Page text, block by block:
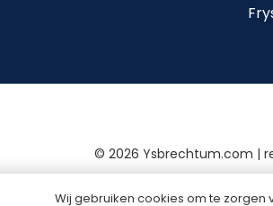
© 2026 Ysbrechtum.com |
Wij gebruiken cookies om te